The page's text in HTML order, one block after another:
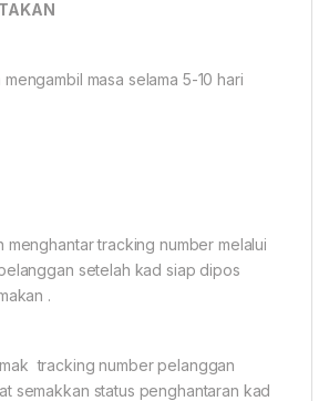
masa selama 5-10 hari
menghantar tracking number melalui
setelah kad siap dipos
.
tracking number pelanggan
semakkan status penghantaran kad